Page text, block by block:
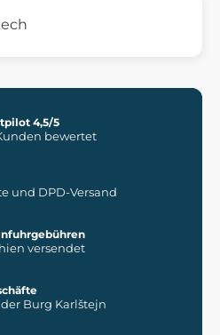
4,5/5
bewertet
und DPD-Versand
versendet
Burg Karlštejn